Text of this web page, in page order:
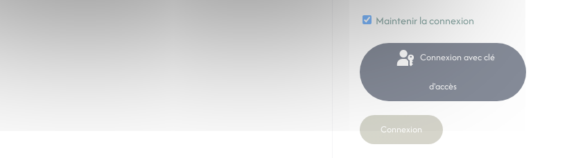
Maintenir la connexion
d'accès
Connexion